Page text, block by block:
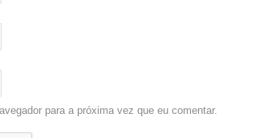
para a próxima vez que eu comentar.